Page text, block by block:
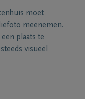
moet
meenemen.
plaats te
visueel